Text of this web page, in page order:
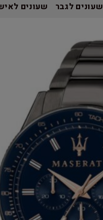
שעונים לגבר שעונים